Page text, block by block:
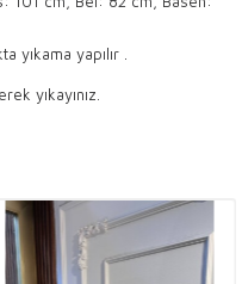
yıkama yapılır .
Alanları
biridir. Kaliteli bir
günlerdeşık bir görünüm